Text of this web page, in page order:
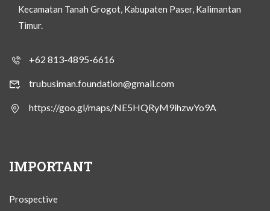
Kecamatan Tanah Grogot, Kabupaten Paser, Kalimantan
Timur.
+62 813-4895-6616
trubusiman.foundation@gmail.com
https://goo.gl/maps/NE5HQRyM9ihzwYo9A
IMPORTANT
Prospective